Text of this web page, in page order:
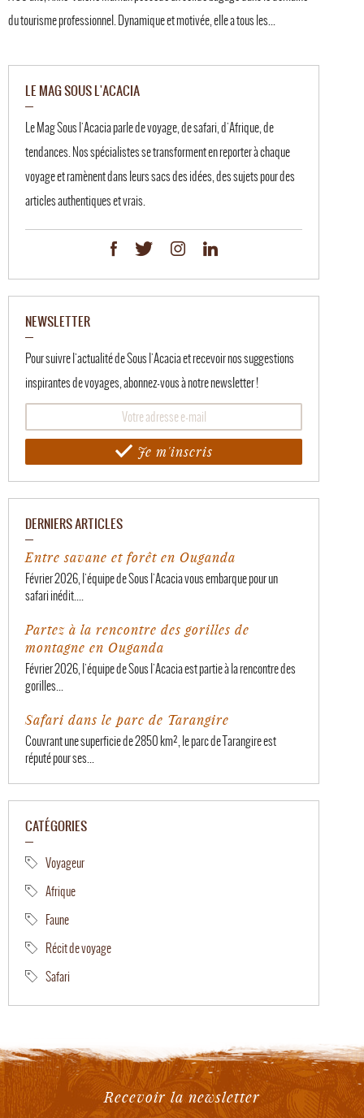
du tourisme professionnel. Dynamique et motivée, elle a tous les...
LE MAG SOUS L'ACACIA
Le Mag Sous l'Acacia parle de voyage, de safari, d'Afrique, de
tendances. Nos spécialistes se transforment en reporter à chaque
voyage et ramènent dans leurs sacs des idées, des sujets pour des
articles authentiques et vrais.
NEWSLETTER
Pour suivre l'actualité de Sous l'Acacia et recevoir nos suggestions
inspirantes de voyages, abonnez-vous à notre newsletter !
Je m'inscris
DERNIERS ARTICLES
Entre savane et forêt en Ouganda
Février 2026, l'équipe de Sous l'Acacia vous embarque pour un
safari inédit....
Partez à la rencontre des gorilles de
montagne en Ouganda
Février 2026, l'équipe de Sous l'Acacia est partie à la rencontre des
gorilles...
Safari dans le parc de Tarangire
Couvrant une superficie de 2850 km², le parc de Tarangire est
réputé pour ses...
CATÉGORIES
Voyageur
Afrique
Faune
Récit de voyage
Safari
Recevoir la newsletter